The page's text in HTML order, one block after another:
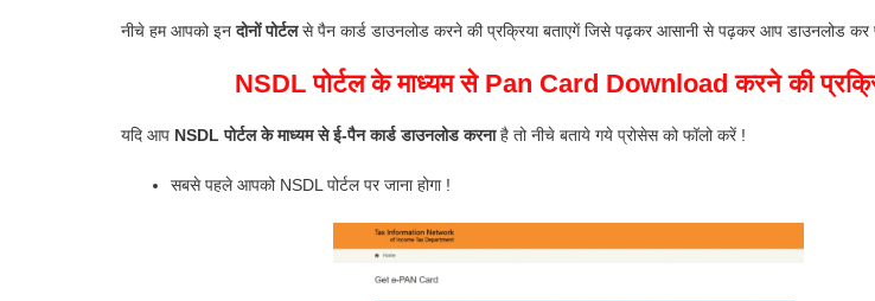
नीचे हम आपको इनदोनों पोर्टलसे पैन कार्ड डाउनलोड करने की प्रक्रिया बताएगें जिसे पढ़कर आसानी से पढ़कर आप डाउनलोड कर
NSDL पोर्टल के माध्यम से Pan Card Download करने की
यदि आप NSDL पोर्टल के माध्यम से ई-पैन कार्ड डाउनलोड करनाहै तो नीचे बताये गये प्रोसेस को फॉलो करें !
सबसे पहले आपको NSDL पोर्टल पर जाना होगा !